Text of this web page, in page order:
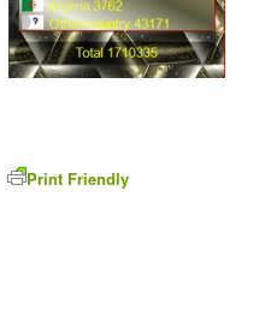
Print Friendly